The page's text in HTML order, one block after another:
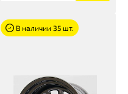
В наличии 35 шт.